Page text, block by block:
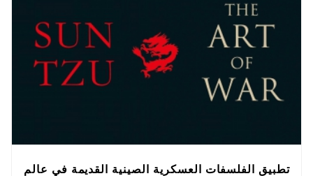
تطبيق الفلسفات العسكرية الصينية القديمة في عالم